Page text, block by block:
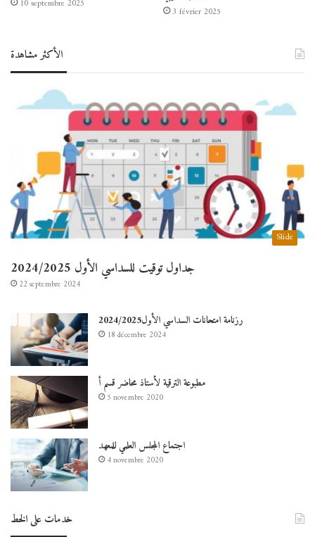
10 septembre 2025
3 février 2025
الأكثر مشاهدة
Slide
جداول توقيت للسداسي الأول 2024/2025
22 septembre 2024
رزنامة امتحانات السداسي الأول2024/2025
18 décembre 2024
مطبوعة الترقية لأستاذ محاضر قسم أ
5 novembre 2020
اجتماع المجلس العلمي للمعهد
4 novembre 2020
خدمات على الخط